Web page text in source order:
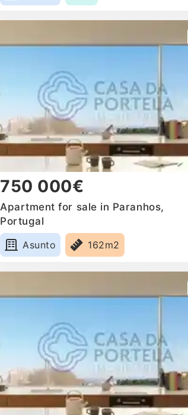
750 000€
Apartment for sale in Paranhos,
Portugal
Asunto
162m2